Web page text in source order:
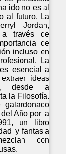
ido no es al
al futuro. La
Jordan,
a través de
de
incluso en
La
esencial a
ideas
desde la
la Filosofía.
galardonado
Año por la
un libro
y fantasía
con